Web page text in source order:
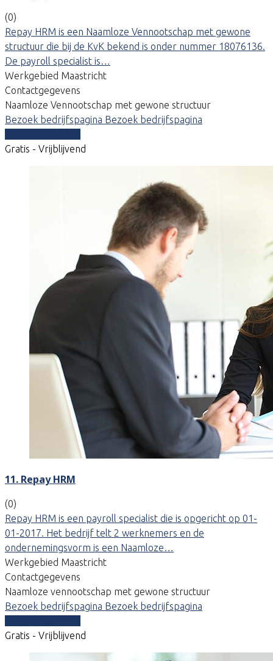
(0)
Repay HRM is een Naamloze Vennootschap met gewone
structuur die bij de KvK bekend is onder nummer 18076136.
De payroll specialist is…
Werkgebied Maastricht
Contactgegevens
Naamloze Vennootschap met gewone structuur
Bezoek bedrijfspagina Bezoek bedrijfspagina
Gratis - Vrijblijvend
11. Repay HRM
(0)
Repay HRM is een payroll specialist die is opgericht op 01-
01-2017. Het bedrijf telt 2 werknemers en de
ondernemingsvorm is een Naamloze…
Werkgebied Maastricht
Contactgegevens
Naamloze vennootschap met gewone structuur
Bezoek bedrijfspagina Bezoek bedrijfspagina
Gratis - Vrijblijvend